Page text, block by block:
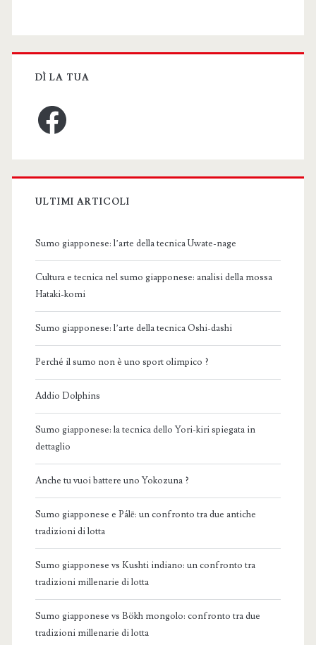
DÌ LA TUA
Facebook
ULTIMI ARTICOLI
Sumo giapponese: l’arte della tecnica Uwate-nage
Cultura e tecnica nel sumo giapponese: analisi della mossa
Hataki-komi
Sumo giapponese: l’arte della tecnica Oshi-dashi
Perché il sumo non è uno sport olimpico ?
Addio Dolphins
Sumo giapponese: la tecnica dello Yori-kiri spiegata in
dettaglio
Anche tu vuoi battere uno Yokozuna ?
Sumo giapponese e Pálē: un confronto tra due antiche
tradizioni di lotta
Sumo giapponese vs Kushti indiano: un confronto tra
tradizioni millenarie di lotta
Sumo giapponese vs Bökh mongolo: confronto tra due
tradizioni millenarie di lotta